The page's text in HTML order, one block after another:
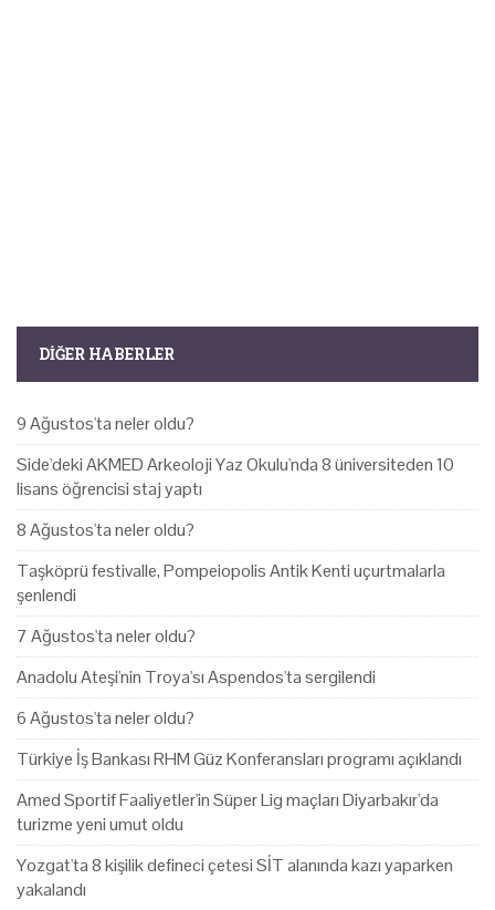
DIĞER HABERLER
9 Ağustos'ta neler oldu?
Side'deki AKMED Arkeoloji Yaz Okulu'nda 8 üniversiteden 10
lisans öğrencisi staj yaptı
8 Ağustos'ta neler oldu?
Taşköprü festivalle, Pompeiopolis Antik Kenti uçurtmalarla
şenlendi
7 Ağustos'ta neler oldu?
Anadolu Ateşi'nin Troya'sı Aspendos'ta sergilendi
6 Ağustos'ta neler oldu?
Türkiye İş Bankası RHM Güz Konferansları programı açıklandı
Amed Sportif Faaliyetler'in Süper Lig maçları Diyarbakır'da
turizme yeni umut oldu
Yozgat'ta 8 kişilik defineci çetesi SİT alanında kazı yaparken
yakalandı